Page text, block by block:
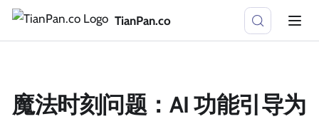
TianPan.co
魔法时刻问题：AI 功能引导为